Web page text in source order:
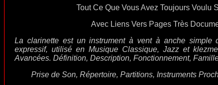
Tout Ce Que Vous Avez Toujours Voulu
Avec Liens Vers Pages Très
La clarinette est un instrument à vent à anche
expressif, utilisé en Musique Classique, Jazz et
Avancées. Définition, Description, Fonctionnement,
Prise de Son, Répertoire, Partitions, Instruments